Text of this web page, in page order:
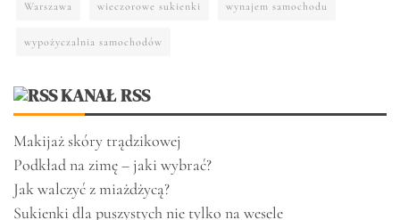
Warszawa wieczorowe sukienki wynajem samochodu
wypożyczalnia samochodów
KANAŁ RSS
Makijaż skóry trądzikowej
Podkład na zimę – jaki wybrać?
Jak walczyć z miażdżycą?
Sukienki dla puszystych nie tylko na wesele